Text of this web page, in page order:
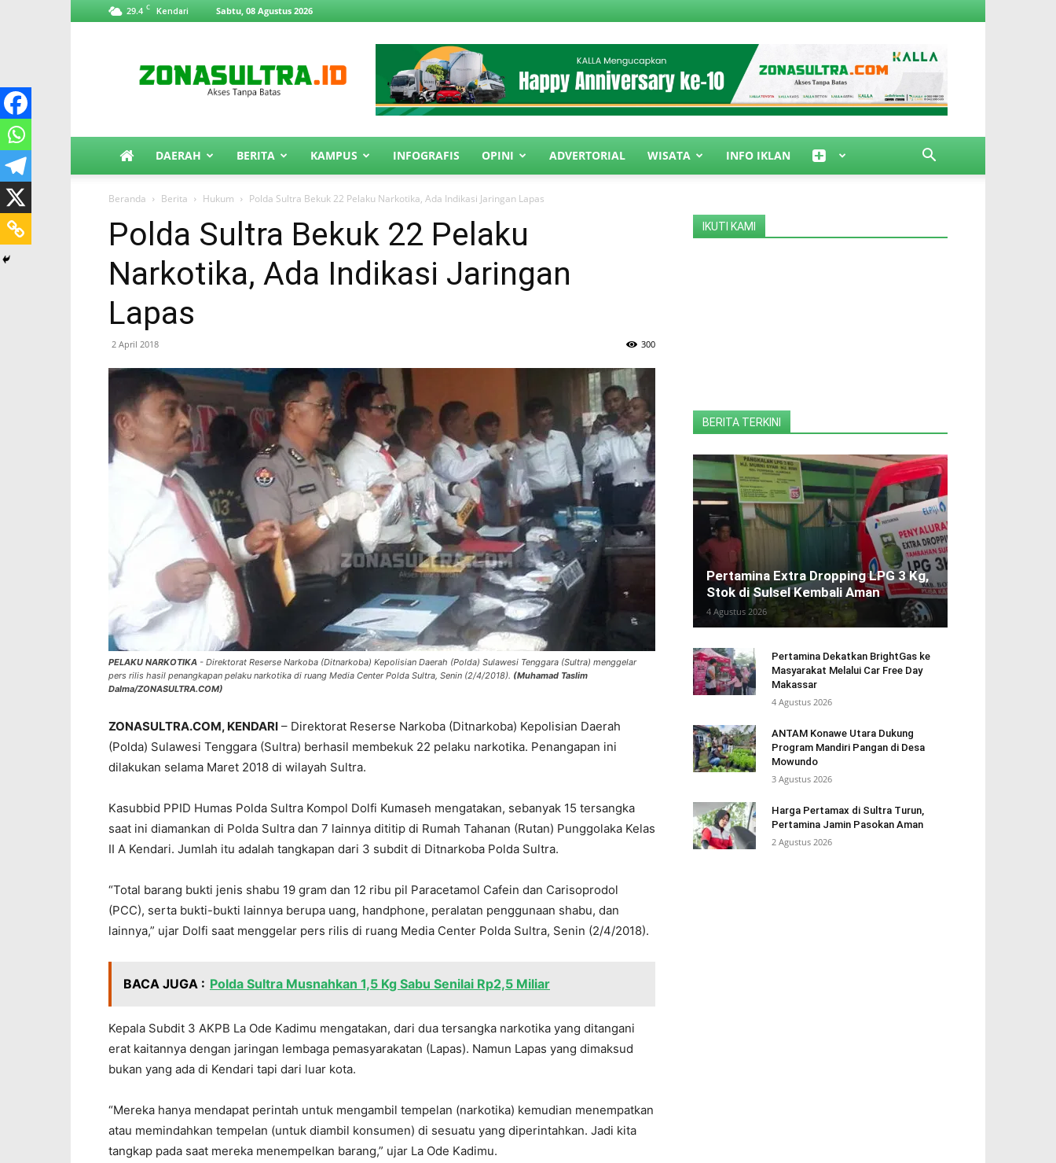
29.4 C Kendari Sabtu, 08 Agustus 2026
DAERAH BERITA KAMPUS INFOGRAFIS OPINI ADVERTORIAL WISATA INFO IKLAN
Beranda Berita Hukum Polda Sultra Bekuk 22 Pelaku Narkotika, Ada Indikasi Jaringan Lapas
Polda Sultra Bekuk 22 Pelaku
Narkotika, Ada Indikasi Jaringan
Lapas
2 April 2018 300
PELAKU NARKOTIKA - Direktorat Reserse Narkoba (Ditnarkoba) Kepolisian Daerah (Polda) Sulawesi Tenggara (Sultra) menggelar
pers rilis hasil penangkapan pelaku narkotika di ruang Media Center Polda Sultra, Senin (2/4/2018). (Muhamad Taslim
Dalma/ZONASULTRA.COM)
ZONASULTRA.COM, KENDARI – Direktorat Reserse Narkoba (Ditnarkoba) Kepolisian Daerah
(Polda) Sulawesi Tenggara (Sultra) berhasil membekuk 22 pelaku narkotika. Penangapan ini
dilakukan selama Maret 2018 di wilayah Sultra.
Kasubbid PPID Humas Polda Sultra Kompol Dolfi Kumaseh mengatakan, sebanyak 15 tersangka
saat ini diamankan di Polda Sultra dan 7 lainnya dititip di Rumah Tahanan (Rutan) Punggolaka Kelas
II A Kendari. Jumlah itu adalah tangkapan dari 3 subdit di Ditnarkoba Polda Sultra.
“Total barang bukti jenis shabu 19 gram dan 12 ribu pil Paracetamol Cafein dan Carisoprodol
(PCC), serta bukti-bukti lainnya berupa uang, handphone, peralatan penggunaan shabu, dan
lainnya,” ujar Dolfi saat menggelar pers rilis di ruang Media Center Polda Sultra, Senin (2/4/2018).
BACA JUGA : Polda Sultra Musnahkan 1,5 Kg Sabu Senilai Rp2,5 Miliar
Kepala Subdit 3 AKPB La Ode Kadimu mengatakan, dari dua tersangka narkotika yang ditangani
erat kaitannya dengan jaringan lembaga pemasyarakatan (Lapas). Namun Lapas yang dimaksud
bukan yang ada di Kendari tapi dari luar kota.
“Mereka hanya mendapat perintah untuk mengambil tempelan (narkotika) kemudian menempatkan
atau memindahkan tempelan (untuk diambil konsumen) di sesuatu yang diperintahkan. Jadi kita
tangkap pada saat mereka menempelkan barang,” ujar La Ode Kadimu.
IKUTI KAMI
BERITA TERKINI
Pertamina Extra Dropping LPG 3 Kg,
Stok di Sulsel Kembali Aman
4 Agustus 2026
Pertamina Dekatkan BrightGas ke
Masyarakat Melalui Car Free Day
Makassar
4 Agustus 2026
ANTAM Konawe Utara Dukung
Program Mandiri Pangan di Desa
Mowundo
3 Agustus 2026
Harga Pertamax di Sultra Turun,
Pertamina Jamin Pasokan Aman
2 Agustus 2026